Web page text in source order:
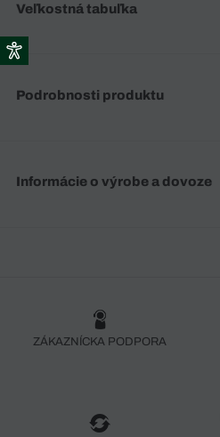
Veľkostná tabuľka
Podrobnosti produktu
Informácie o výrobe a dovoze
ZÁKAZNÍCKA PODPORA